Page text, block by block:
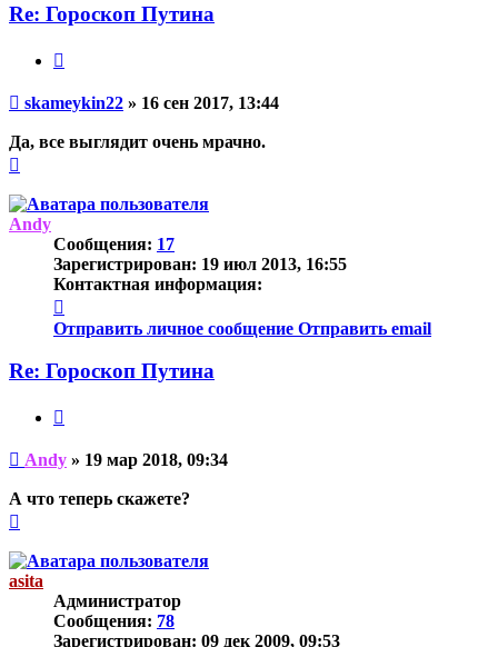
Re: Гороскоп Путина
Непрочитанное
сообщение
skameykin22 » 16 сен 2017, 13:44
Да, все выглядит очень мрачно.
началу
Andy
Сообщения: 17
Зарегистрирован: 19 июл 2013, 16:55
Контактная информация:
информация
пользователя
Отправить личное сообщение Отправить email
Re: Гороскоп Путина
Непрочитанное
сообщение
Andy » 19 мар 2018, 09:34
А что теперь скажете?
началу
asita
Администратор
Сообщения: 78
Зарегистрирован: 09 дек 2009, 09:53